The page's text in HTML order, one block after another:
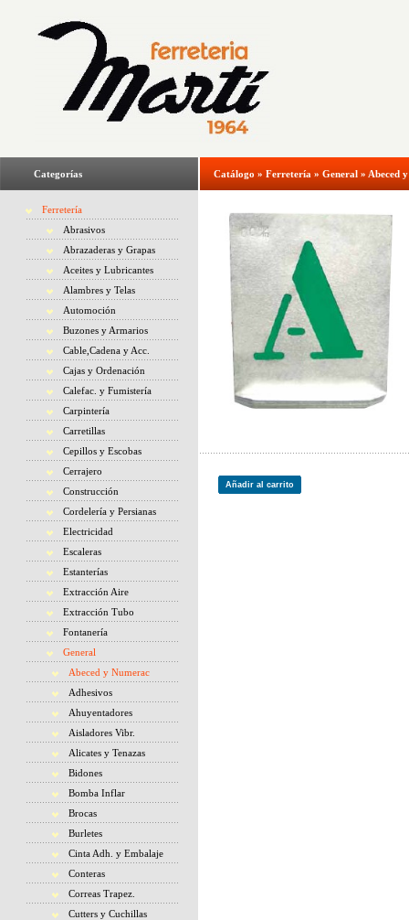
Categorías
Ferretería
Abrasivos
Abrazaderas y Grapas
Aceites y Lubricantes
Alambres y Telas
Automoción
Buzones y Armarios
Cable,Cadena y Acc.
Cajas y Ordenación
Calefac. y Fumistería
Carpintería
Carretillas
Cepillos y Escobas
Cerrajero
Construcción
Cordelería y Persianas
Electricidad
Escaleras
Estanterías
Extracción Aire
Extracción Tubo
Fontanería
General
Abeced y Numerac
Adhesivos
Ahuyentadores
Aisladores Vibr.
Alicates y Tenazas
Bidones
Bomba Inflar
Brocas
Burletes
Cinta Adh. y Embalaje
Conteras
Correas Trapez.
Cutters y Cuchillas
Catálogo » Ferretería » General » Abeced
Añadir al carrito